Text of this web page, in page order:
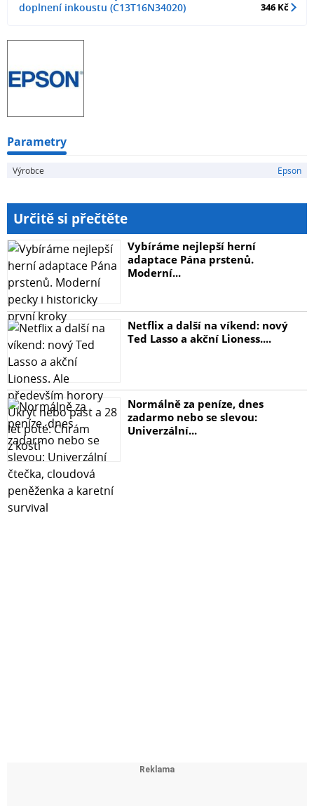
doplnení inkoustu (C13T16N34020)
346 Kč
Parametry
Výrobce Epson
Určitě si přečtěte
Vybíráme nejlepší herní
adaptace Pána prstenů.
Moderní...
Netflix a další na víkend: nový
Ted Lasso a akční Lioness....
Normálně za peníze, dnes
zadarmo nebo se slevou:
Univerzální...